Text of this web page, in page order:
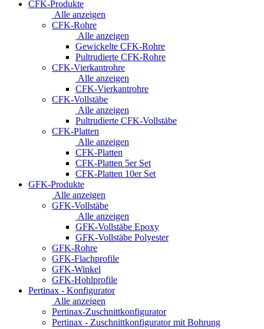
CFK-Produkte
Alle anzeigen
CFK-Rohre
Alle anzeigen
Gewickelte CFK-Rohre
Pultrudierte CFK-Rohre
CFK-Vierkantrohre
Alle anzeigen
CFK-Vierkantrohre
CFK-Vollstäbe
Alle anzeigen
Pultrudierte CFK-Vollstäbe
CFK-Platten
Alle anzeigen
CFK-Platten
CFK-Platten 5er Set
CFK-Platten 10er Set
GFK-Produkte
Alle anzeigen
GFK-Vollstäbe
Alle anzeigen
GFK-Vollstäbe Epoxy
GFK-Vollstäbe Polyester
GFK-Rohre
GFK-Flachprofile
GFK-Winkel
GFK-Hohlprofile
Pertinax - Konfigurator
Alle anzeigen
Pertinax-Zuschnittkonfigurator
Pertinax - Zuschnittkonfigurator mit Bohrung